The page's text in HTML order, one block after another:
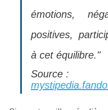
émotions,
positives,
à cet équilibre."
Source :